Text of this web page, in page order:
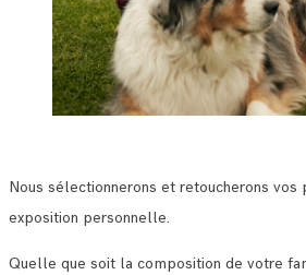
Nous sélectionnerons et retoucherons vos
exposition personnelle.
Quelle que soit la composition de votre